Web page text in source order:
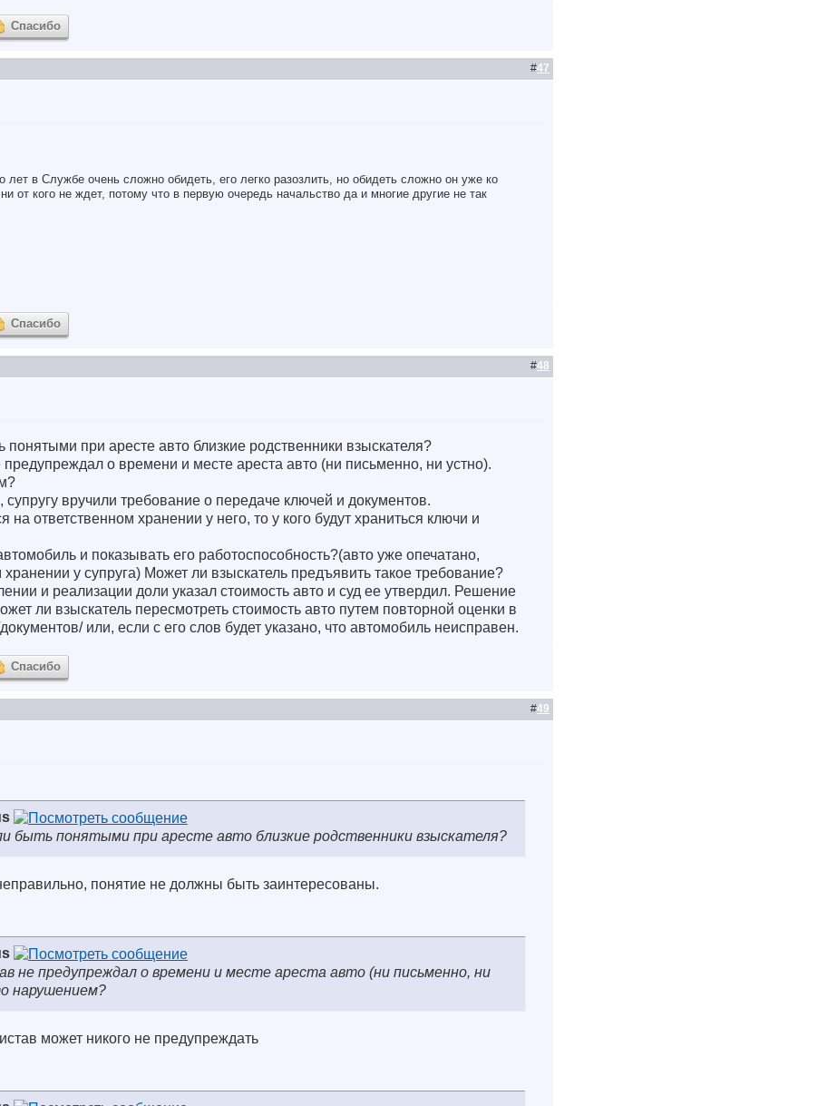
Спасибо
#47
лет в Службе очень сложно обидеть, его легко разозлить, но обидеть сложно он уже ко
от кого не ждет, потому что в первую очередь начальство да и многие другие не так
Спасибо
#48
понятыми при аресте авто близкие родственники взыскателя?
предупреждал о времени и месте ареста авто (ни письменно, ни устно).
вручили требование о передаче ключей и документов.
на ответственном хранении у него, то у кого будут храниться ключи и
и показывать его работоспособность?(авто уже опечатано,
хранении у супруга) Может ли взыскатель предъявить такое требование?
и реализации доли указал стоимость авто и суд ее утвердил. Решение
ли взыскатель пересмотреть стоимость авто путем повторной оценки в
или, если с его слов будет указано, что автомобиль неисправен.
Спасибо
#49
быть понятыми при аресте авто близкие родственники взыскателя?
понятие не должны быть заинтересованы.
не предупреждал о времени и месте ареста авто (ни письменно, ни
нарушением?
может никого не предупреждать